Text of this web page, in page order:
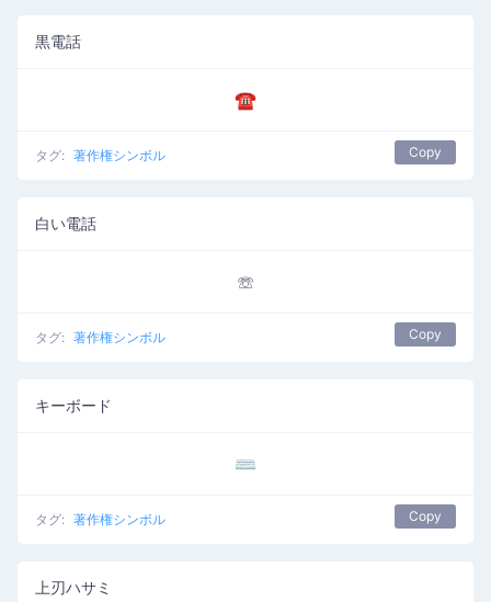
黒電話
☎
タグ: 著作権シンボル Copy
白い電話
☏
タグ: 著作権シンボル Copy
キーボード
⌨
タグ: 著作権シンボル Copy
上刃ハサミ